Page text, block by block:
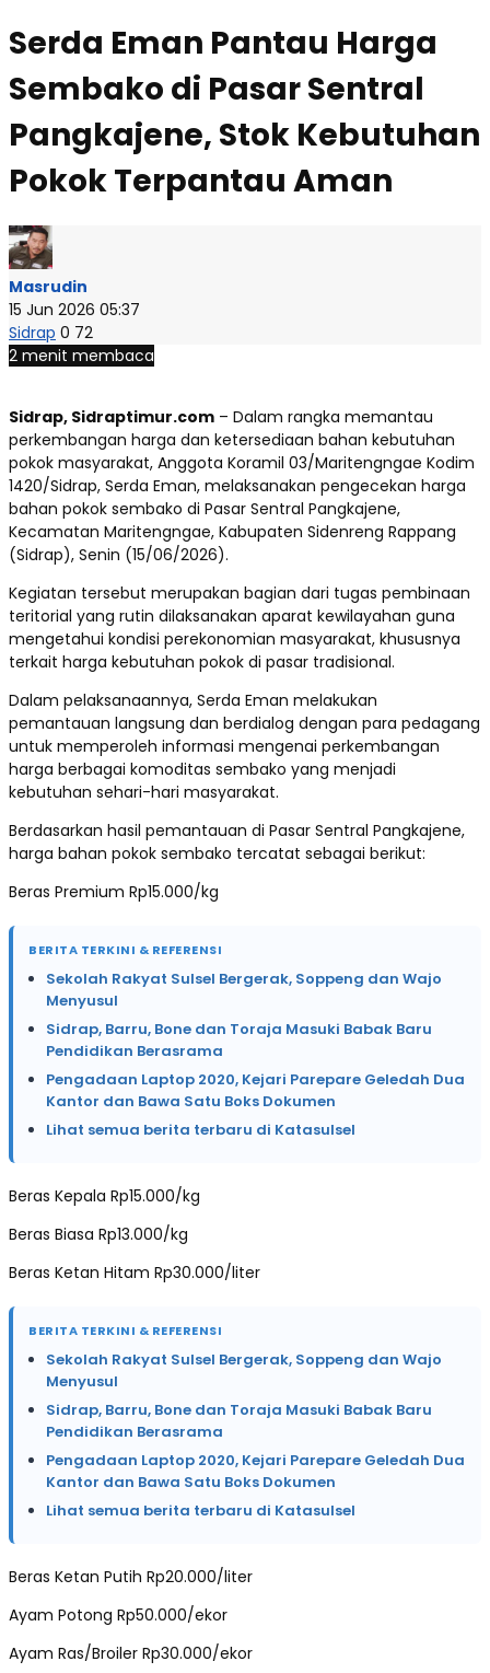
Serda Eman Pantau Harga
Sembako di Pasar Sentral
Pangkajene, Stok Kebutuhan
Pokok Terpantau Aman
Masrudin
15 Jun 2026 05:37
Sidrap 0 72
2 menit membaca
Sidrap, Sidraptimur.com – Dalam rangka memantau
perkembangan harga dan ketersediaan bahan kebutuhan
pokok masyarakat, Anggota Koramil 03/Maritengngae Kodim
1420/Sidrap, Serda Eman, melaksanakan pengecekan harga
bahan pokok sembako di Pasar Sentral Pangkajene,
Kecamatan Maritengngae, Kabupaten Sidenreng Rappang
(Sidrap), Senin (15/06/2026).
Kegiatan tersebut merupakan bagian dari tugas pembinaan
teritorial yang rutin dilaksanakan aparat kewilayahan guna
mengetahui kondisi perekonomian masyarakat, khususnya
terkait harga kebutuhan pokok di pasar tradisional.
Dalam pelaksanaannya, Serda Eman melakukan
pemantauan langsung dan berdialog dengan para pedagang
untuk memperoleh informasi mengenai perkembangan
harga berbagai komoditas sembako yang menjadi
kebutuhan sehari-hari masyarakat.
Berdasarkan hasil pemantauan di Pasar Sentral Pangkajene,
harga bahan pokok sembako tercatat sebagai berikut:
Beras Premium Rp15.000/kg
BERITA TERKINI & REFERENSI
Sekolah Rakyat Sulsel Bergerak, Soppeng dan Wajo
Menyusul
Sidrap, Barru, Bone dan Toraja Masuki Babak Baru
Pendidikan Berasrama
Pengadaan Laptop 2020, Kejari Parepare Geledah Dua
Kantor dan Bawa Satu Boks Dokumen
Lihat semua berita terbaru di Katasulsel
Beras Kepala Rp15.000/kg
Beras Biasa Rp13.000/kg
Beras Ketan Hitam Rp30.000/liter
BERITA TERKINI & REFERENSI
Sekolah Rakyat Sulsel Bergerak, Soppeng dan Wajo
Menyusul
Sidrap, Barru, Bone dan Toraja Masuki Babak Baru
Pendidikan Berasrama
Pengadaan Laptop 2020, Kejari Parepare Geledah Dua
Kantor dan Bawa Satu Boks Dokumen
Lihat semua berita terbaru di Katasulsel
Beras Ketan Putih Rp20.000/liter
Ayam Potong Rp50.000/ekor
Ayam Ras/Broiler Rp30.000/ekor